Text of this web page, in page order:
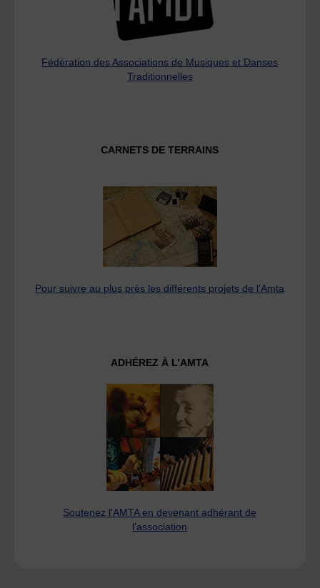
Fédération des Associations de Musiques et Danses
Traditionnelles
CARNETS DE TERRAINS
Pour suivre au plus près les différents projets de l’Amta
ADHÉREZ À L’AMTA
Soutenez l'AMTA en devenant adhérant de
l'association